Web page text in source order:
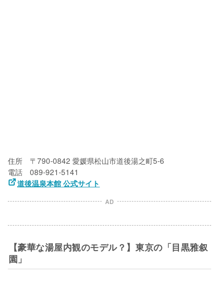
住所　〒790-0842 愛媛県松山市道後湯之町5-6
道後温泉本館 公式サイト
AD
【豪華な湯屋内観のモデル？】東京の「目黒雅叙
園」